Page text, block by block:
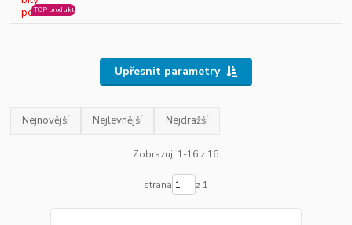
TOP produkt
Upřesnit parametry
Nejnovější Nejlevnější Nejdražší
Zobrazuji 1-16 z 16
strana z 1